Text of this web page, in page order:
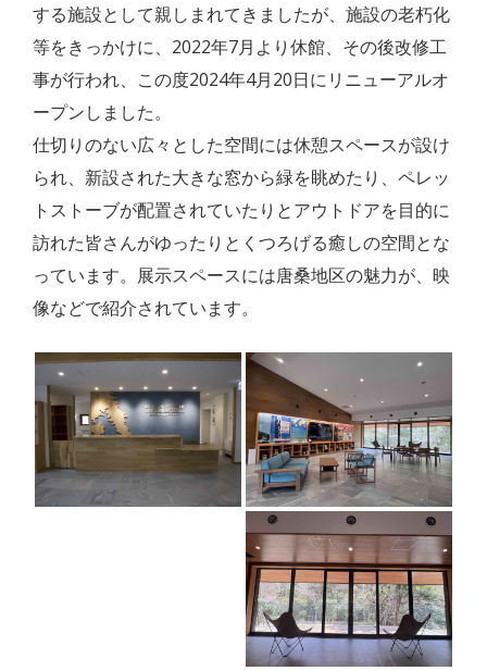
する施設として親しまれてきましたが、施設の老朽化
等をきっかけに、2022年7月より休館、その後改修工
事が行われ、この度2024年4月20日にリニューアルオ
ープンしました。
仕切りのない広々とした空間には休憩スペースが設け
られ、新設された大きな窓から緑を眺めたり、ペレッ
トストーブが配置されていたりとアウトドアを目的に
訪れた皆さんがゆったりとくつろげる癒しの空間とな
っています。展示スペースには唐桑地区の魅力が、映
像などで紹介されています。